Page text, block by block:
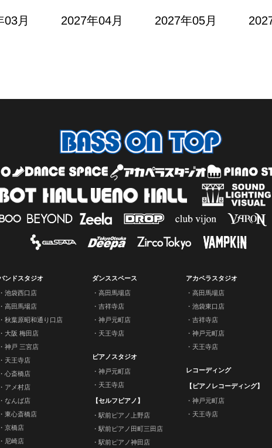
03月 2027年04月 2027年05月
ンドスタジオ
池袋西口店
高田馬場店
秋葉原昭和通り口店
大阪 梅田店
神戸 三宮店
天王寺店
心斎橋店
アメ村店
なんば店
東心斎橋店
京橋店
尼崎店
ダンススペース
高田馬場店
吉祥寺店
神戸元町店
天王寺店
ピアノスタジオ
神戸元町店
天王寺店
【セルフピアノ】
駅前ピアノ上野店
駅前ピアノ田町三田店
駅前ピアノ神田店
アカペラスタジオ
高田馬場店
池袋東口店
吉祥寺店
神戸元町店
天王寺店
レコーディング
【ピアノレコーディング】
神戸元町店
天王寺店